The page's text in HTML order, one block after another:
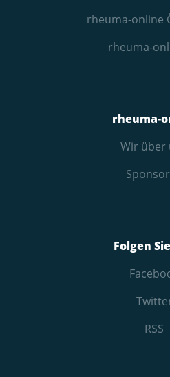
rheuma-online
rheuma-
rheuma-
Wir über
Folgen
RSS